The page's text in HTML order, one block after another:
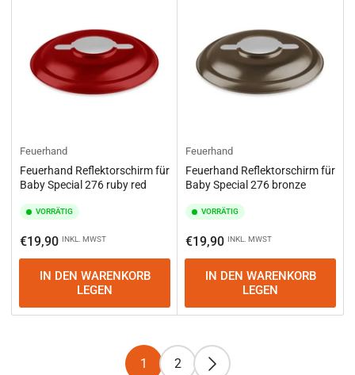
Feuerhand
Feuerhand Reflektorschirm für
Baby Special 276 ruby red
VORRÄTIG
Normaler
Preis
€19,90 INKL. MWST
IN DEN WARENKORB
LEGEN
Feuerhand
Feuerhand Reflektorschirm für
Baby Special 276 bronze
VORRÄTIG
Normaler
Preis
€19,90 INKL. MWST
IN DEN WARENKORB
LEGEN
1 2